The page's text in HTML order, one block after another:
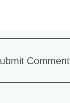
Comment